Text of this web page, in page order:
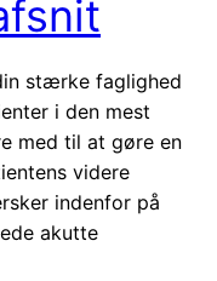
stærke faglighed
i den mest
med til at gøre en
videre
indenfor på
akutte